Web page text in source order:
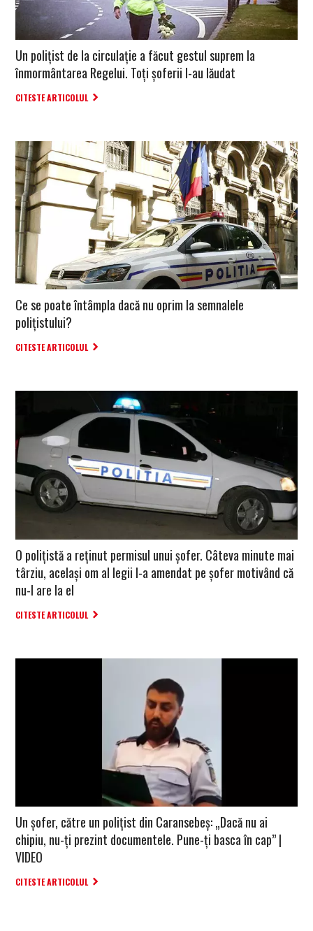
Un polițist de la circulație a făcut gestul suprem la
înmormântarea Regelui. Toți șoferii l-au lăudat
CITESTE ARTICOLUL
Ce se poate întâmpla dacă nu oprim la semnalele
polițistului?
CITESTE ARTICOLUL
O polițistă a reținut permisul unui șofer. Câteva minute mai
târziu, același om al legii l-a amendat pe șofer motivând că
nu-l are la el
CITESTE ARTICOLUL
Un șofer, către un polițist din Caransebeș: „Dacă nu ai
chipiu, nu-ți prezint documentele. Pune-ți basca în cap” |
VIDEO
CITESTE ARTICOLUL